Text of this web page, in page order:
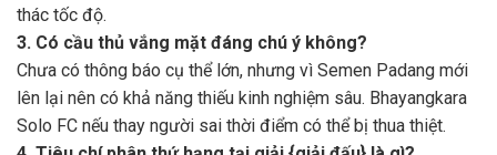
thác tốc độ.
3. Có cầu thủ vắng mặt đáng chú ý không?
Chưa có thông báo cụ thể lớn, nhưng vì Semen Padang mới
lên lại nên có khả năng thiếu kinh nghiệm sâu. Bhayangkara
Solo FC nếu thay người sai thời điểm có thể bị thua thiệt.